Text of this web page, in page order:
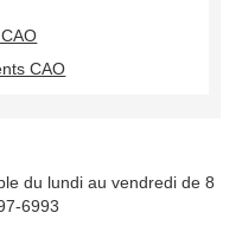
CAO
du lundi au vendredi de 8
6993